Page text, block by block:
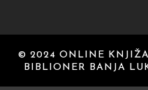
© 2024 ONLINE
BIBLIONER BANJA